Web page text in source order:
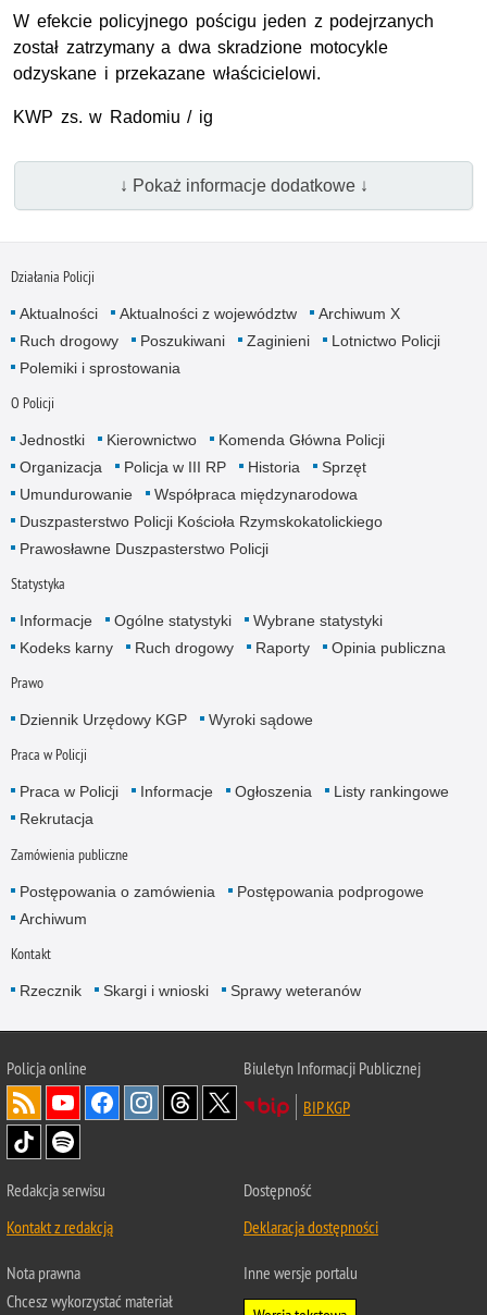
W efekcie policyjnego pościgu jeden z podejrzanych
został zatrzymany a dwa skradzione motocykle
odzyskane i przekazane właścicielowi.
KWP zs. w Radomiu / ig
↓ Pokaż informacje dodatkowe ↓
Działania Policji
Aktualności Aktualności z województw
Archiwum X
Ruch drogowy
Poszukiwani Zaginieni
Lotnictwo Policji
Polemiki i sprostowania
O Policji
Jednostki Kierownictwo
Komenda Główna Policji
Organizacja
Policja w III RP Historia
Sprzęt
Umundurowanie
Współpraca międzynarodowa
Duszpasterstwo Policji Kościoła Rzymskokatolickiego
Prawosławne Duszpasterstwo Policji
Statystyka
Informacje Ogólne statystyki
Wybrane statystyki
Kodeks karny
Ruch drogowy Raporty Opinia publiczna
Prawo
Dziennik Urzędowy KGP Wyroki sądowe
Praca w Policji
Praca w Policji Informacje Ogłoszenia
Listy rankingowe
Rekrutacja
Zamówienia publiczne
Postępowania o zamówienia
Postępowania podprogowe
Archiwum
Kontakt
Rzecznik Skargi i wnioski Sprawy weteranów
Policjaonline
Biuletyn Informacji Publicznej
BIP KGP
Redakcja serwisu
Kontakt z redakcją
Dostępność
Deklaracja dostępności
Nota prawna
Chcesz wykorzystać materiał
Inne wersje portalu